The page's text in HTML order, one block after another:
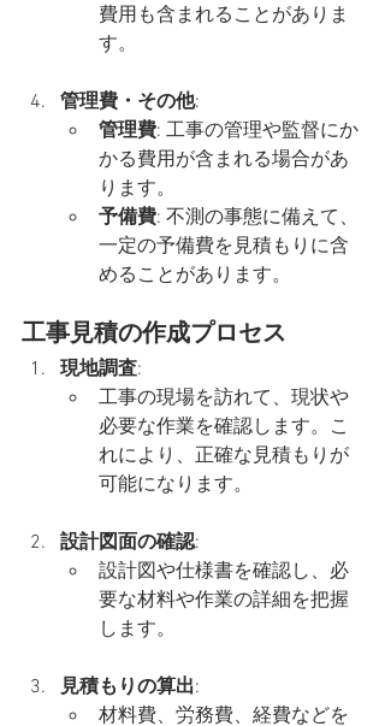
費用も含まれることがありま
す。
管理費・その他:
管理費: 工事の管理や監督にか
かる費用が含まれる場合があ
ります。
予備費: 不測の事態に備えて、
一定の予備費を見積もりに含
めることがあります。
工事見積の作成プロセス
現地調査:
工事の現場を訪れて、現状や
必要な作業を確認します。こ
れにより、正確な見積もりが
可能になります。
設計図面の確認:
設計図や仕様書を確認し、必
要な材料や作業の詳細を把握
します。
見積もりの算出:
材料費、労務費、経費などを